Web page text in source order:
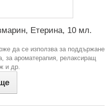
Етерина, 10 мл.
да се използва за поддържане
за ароматерапия, релаксиращ
и др.